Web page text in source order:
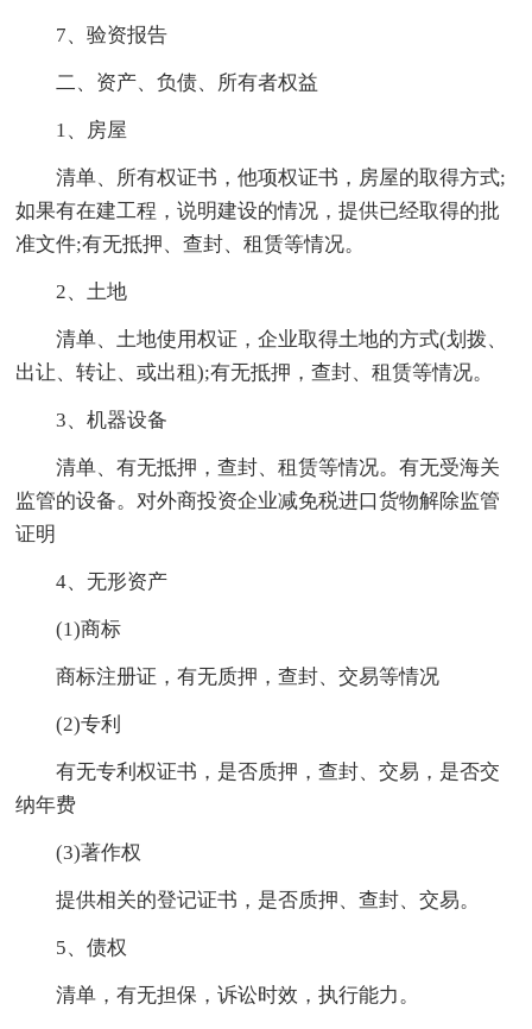
7、验资报告
二、资产、负债、所有者权益
1、房屋
清单、所有权证书，他项权证书，房屋的取得方式;
如果有在建工程，说明建设的情况，提供已经取得的批
准文件;有无抵押、查封、租赁等情况。
2、土地
清单、土地使用权证，企业取得土地的方式(划拨、
出让、转让、或出租);有无抵押，查封、租赁等情况。
3、机器设备
清单、有无抵押，查封、租赁等情况。有无受海关
监管的设备。对外商投资企业减免税进口货物解除监管
证明
4、无形资产
(1)商标
商标注册证，有无质押，查封、交易等情况
(2)专利
有无专利权证书，是否质押，查封、交易，是否交
纳年费
(3)著作权
提供相关的登记证书，是否质押、查封、交易。
5、债权
清单，有无担保，诉讼时效，执行能力。